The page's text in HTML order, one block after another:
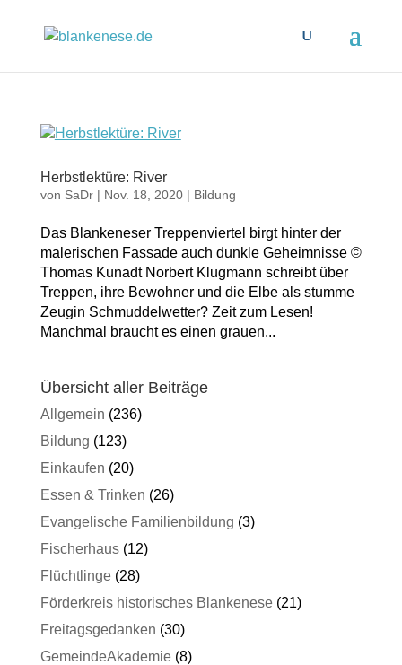
Herbstlektüre: River
von SaDr| Nov. 18, 2020| Bildung
Das Blankeneser Treppenviertel birgt hinter der
malerischen Fassade auch dunkle Geheimnisse ©
Thomas Kunadt Norbert Klugmann schreibt über
Treppen, ihre Bewohner und die Elbe als stumme
Zeugin Schmuddelwetter? Zeit zum Lesen!
Manchmal braucht es einen grauen...
Übersicht aller Beiträge
Allgemein (236)
Bildung (123)
Einkaufen (20)
Essen & Trinken (26)
Evangelische Familienbildung (3)
Fischerhaus(12)
Flüchtlinge(28)
Förderkreis historisches Blankenese(21)
Freitagsgedanken (30)
GemeindeAkademie(8)